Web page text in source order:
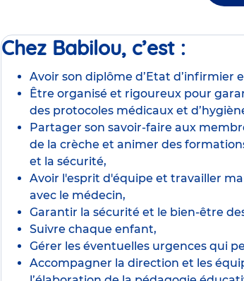
Chez Babilou, c’est :
Avoir son diplôme d’Etat d’infirmier
Être organisé et rigoureux pour
des protocoles médicaux et
Partager son savoir-faire aux
de la crèche et animer des
et la sécurité,
Avoir l'esprit d'équipe et travailler
avec le médecin,
Garantir la sécurité et le bien-être
Suivre chaque enfant,
Gérer les éventuelles urgences qui
Accompagner la direction et les